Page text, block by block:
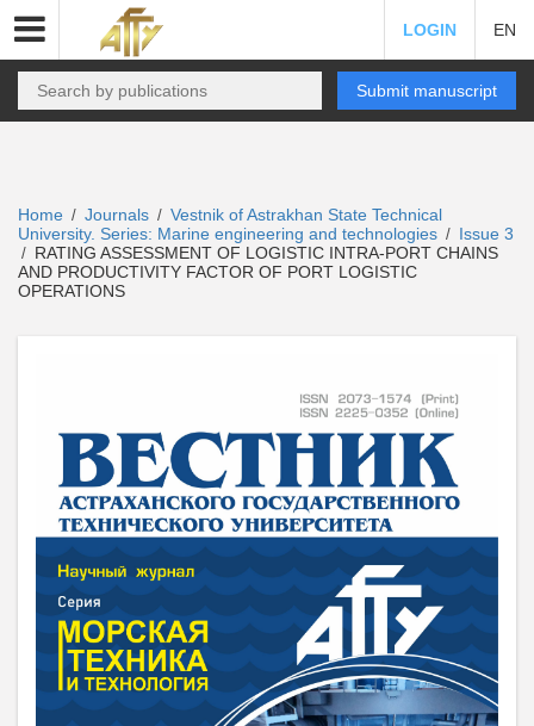
LOGIN EN
Submit manuscript
Home / Journals / Vestnik of Astrakhan State Technical
University. Series: Marine engineering and technologies / Issue 3
/ RATING ASSESSMENT OF LOGISTIC INTRA-PORT CHAINS
AND PRODUCTIVITY FACTOR OF PORT LOGISTIC
OPERATIONS